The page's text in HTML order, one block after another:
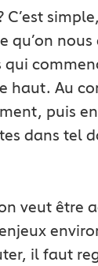
haut. Au
puis
dans tel
veut être
il faut